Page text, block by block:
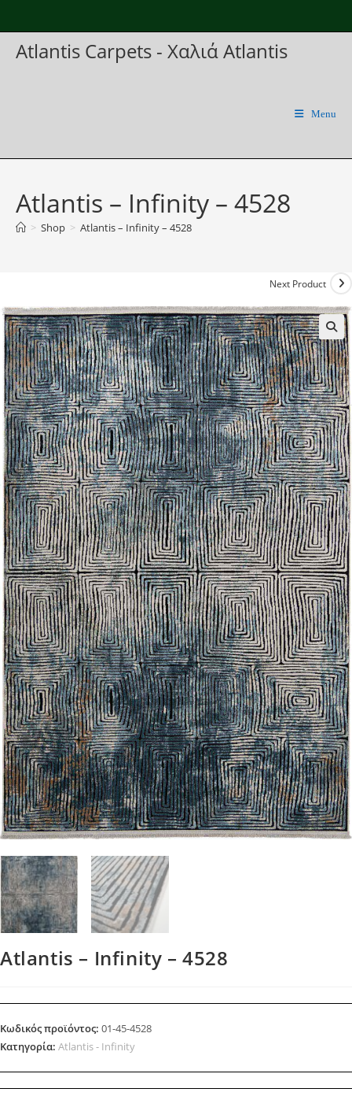
to
content
Atlantis Carpets - Χαλιά Atlantis
Menu
Atlantis – Infinity – 4528
> Shop > Atlantis – Infinity – 4528
Next Product
Atlantis – Infinity – 4528
Κωδικός προϊόντος: 01-45-4528
Κατηγορία: Atlantis - Infinity